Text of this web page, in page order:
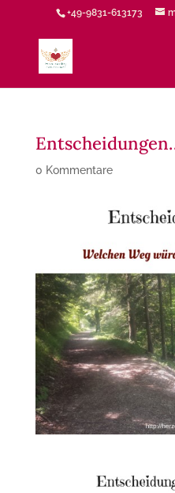
+49-9831-613173
0 Kommentare